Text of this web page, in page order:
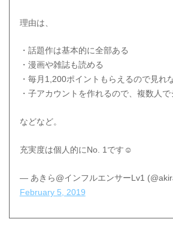
理由は、
・話題作は基本的に全部ある
・漫画や雑誌も読める
・毎月1,200ポイントもらえるので見れ
・子アカウントを作れるので、複数人
などなど。
充実度は個人的にNo. 1です☺️
— あきら@インフルエンサーLv1
February 5, 2019